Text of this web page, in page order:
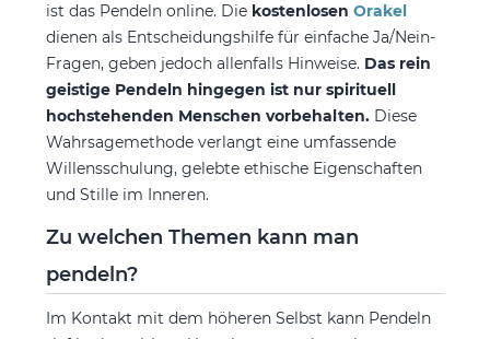
ist das Pendeln online. Die kostenlosen Orakel
dienen als Entscheidungshilfe für einfache Ja/Nein-
Fragen, geben jedoch allenfalls Hinweise. Das rein
geistige Pendeln hingegen ist nur spirituell
hochstehenden Menschen vorbehalten. Diese
Wahrsagemethode verlangt eine umfassende
Willensschulung, gelebte ethische Eigenschaften
und Stille im Inneren.
Zu welchen Themen kann man
pendeln?
Im Kontakt mit dem höheren Selbst kann Pendeln